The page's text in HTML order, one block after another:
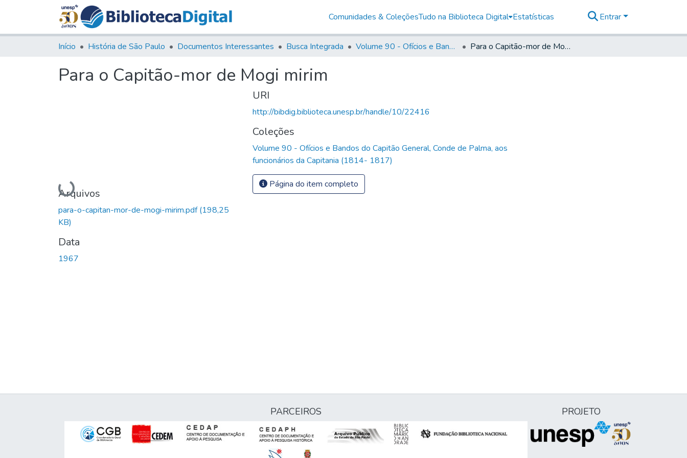
Comunidades & ColeçõesTudo na Biblioteca Digital Estatísticas Entrar
Início História de São Paulo Documentos Interessantes Busca Integrada Volume 90 - Ofícios e Bandos do Capitão General, Conde de Palma, aos funcionários da Capitania (1814- 1817) Para o Capitão-mor de Mogi mirim
Para o Capitão-mor de Mogi mirim
Carregando...
Arquivos
para-o-capitan-mor-de-mogi-mirim.pdf(198,25
KB)
Data
1967
URI
http://bibdig.biblioteca.unesp.br/handle/10/22416
Coleções
Volume 90 - Ofícios e Bandos do Capitão General, Conde de Palma, aos
funcionários da Capitania (1814- 1817)
Página do item completo
PARCEIROS PROJETO